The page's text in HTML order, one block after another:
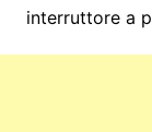
interruttore a